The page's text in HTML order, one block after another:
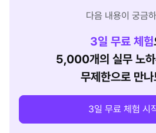
다음 내용이 궁금
3일 무료 체험
5,000개의 실무 노하
무제한으로 만
3일 무료 체험 시